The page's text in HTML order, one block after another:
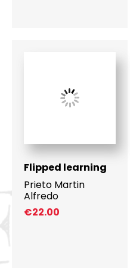
Flipped learning
Prieto Martin
Alfredo
€22.00